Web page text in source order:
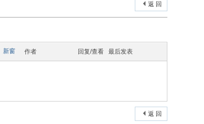
返 回
新窗 作者 回复/查看 最后发表
返 回